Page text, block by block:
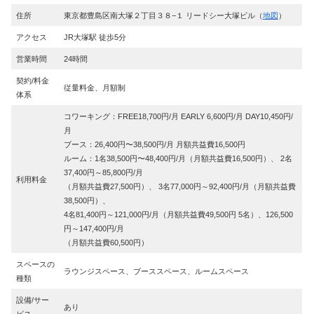
住所 東京都豊島区南大塚２丁目３８−１ リードシー大塚ビル（地図 ）
アクセス JR大塚駅 徒歩5分
営業時間 24時間
契約/料金
体系
従量料金、月額制
利用料金
コワーキング：FREE18,700円/月 EARLY 6,600円/月 DAY10,450円/
月
ブース：26,400円〜38,500円/月 月額共益費16,500円
ルーム：1名38,500円〜48,400円/月（月額共益費16,500円）、 2名
37,400円～85,800円/月
（月額共益費27,500円）、 3名77,000円～92,400円/月（月額共益費
38,500円）、
4名81,400円～121,000円/月（月額共益費49,500円 5名）、126,500
円～147,400円/月
（月額共益費60,500円）
スペースの
種類
ラウンジスペース、ブーススペース、ルームスペース
設備/サー
あり